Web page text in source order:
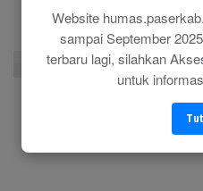
Website
sampai September
terbaru lagi, silahkan
untuk
Facebook Page Twitter